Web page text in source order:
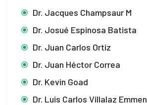
Dr. Jacques Champsaur M
Dr. Josué Espinosa Batista
Dr. Juan Carlos Ortiz
Dr. Juan Héctor Correa
Dr. Kevin Goad
Dr. Luis Carlos Villalaz Emmen